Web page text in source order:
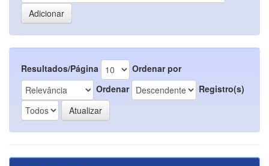
Resultados/Página
Ordenar por
Ordenar
Registro(s)